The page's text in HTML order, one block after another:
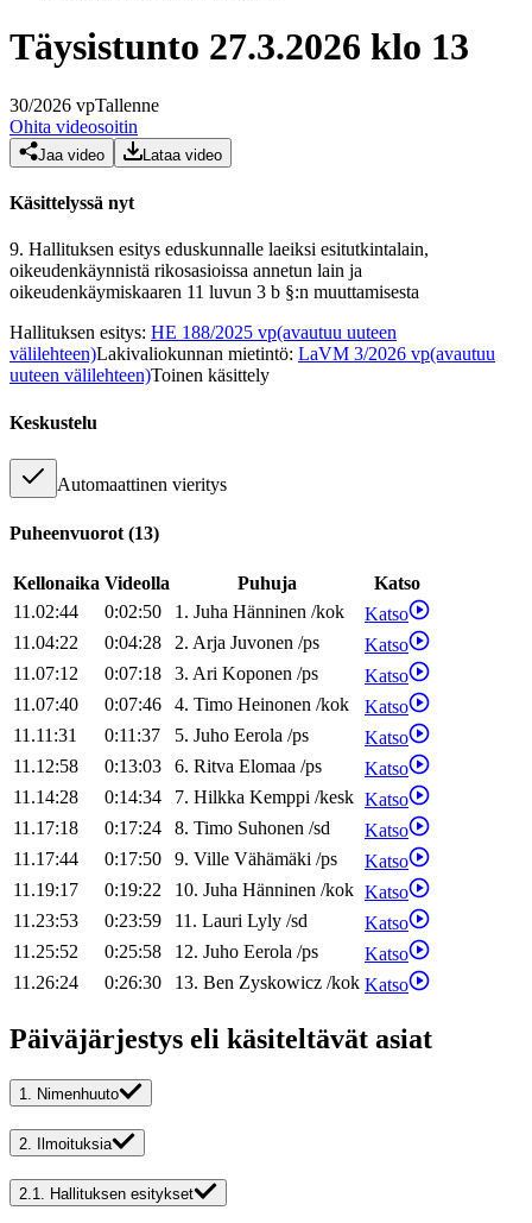
Täysistunto 27.3.2026 klo 13
30/2026 vpTallenne
Ohita videosoitin
Jaa video Lataa video
Käsittelyssä nyt
9. Hallituksen esitys eduskunnalle laeiksi esitutkintalain,
oikeudenkäynnistä rikosasioissa annetun lain ja
oikeudenkäymiskaaren 11 luvun 3 b §:n muuttamisesta
Hallituksen esitys: HE 188/2025 vp(avautuu uuteen
välilehteen)Lakivaliokunnan mietintö: LaVM 3/2026 vp(avautuu
uuteen välilehteen)Toinen käsittely
Keskustelu
Automaattinen vieritys
Puheenvuorot (13)
Kellonaika Videolla Puhuja
Katso
11.02:44
0:02:50 1. Juha Hänninen /kok
Katso
11.04:22
0:04:28 2. Arja Juvonen /ps
Katso
11.07:12
0:07:18 3. Ari Koponen /ps
Katso
11.07:40
0:07:46 4. Timo Heinonen /kok
Katso
11.11:31
0:11:37 5. Juho Eerola /ps
Katso
11.12:58
0:13:03 6. Ritva Elomaa /ps
Katso
11.14:28
0:14:34 7. Hilkka Kemppi /kesk Katso
11.17:18
0:17:24 8. Timo Suhonen /sd
Katso
11.17:44
0:17:50 9. Ville Vähämäki /ps
Katso
11.19:17
0:19:22 10. Juha Hänninen /kok Katso
11.23:53
0:23:59 11. Lauri Lyly /sd
Katso
11.25:52
0:25:58 12. Juho Eerola /ps
Katso
11.26:24
0:26:30 13. Ben Zyskowicz /kok Katso
Päiväjärjestys eli käsiteltävät asiat
1. Nimenhuuto
2. Ilmoituksia
2.1. Hallituksen esitykset